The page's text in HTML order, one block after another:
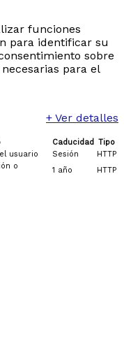
funciones
para identificar su
sobre
para el
+ Ver detalles
Caducidad
Tipo
usuario Sesión
HTTP
o
1 año HTTP